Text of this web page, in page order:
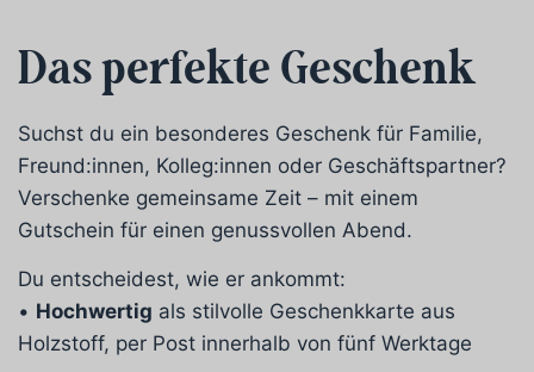
Das perfekte Geschenk
Suchst du ein besonderes Geschenk für Familie,
Freund:innen, Kolleg:innen oder Geschäftspartner?
Verschenke gemeinsame Zeit – mit einem
Gutschein für einen genussvollen Abend.
Du entscheidest, wie er ankommt:
• Hochwertig als stilvolle Geschenkkarte aus
Holzstoff, per Post innerhalb von fünf Werktage